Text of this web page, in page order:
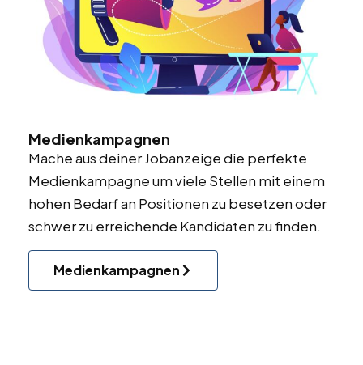
Medienkampagnen
Mache aus deiner Jobanzeige die perfekte
Medienkampagne um viele Stellen mit einem
hohen Bedarf an Positionen zu besetzen oder
schwer zu erreichende Kandidaten zu finden.
Medienkampagnen